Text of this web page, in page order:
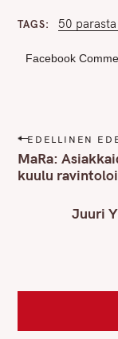
TAGS 50
Facebook
P
o
s
g
t
EDELLINEN
MaRa:
kuulu
Juuri